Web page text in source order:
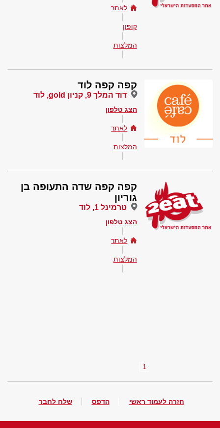
לאתר
קופון
המלצות
קפה קפה לוד
דוד המלך 9, קניון gold, לוד
הצג טלפון
לאתר
המלצות
קפה קפה שדה התעופה בן
גוריון
טרמינל 1, לוד
הצג טלפון
לאתר
המלצות
1
חזרה לעמוד ראשי הדפס שלח לחבר